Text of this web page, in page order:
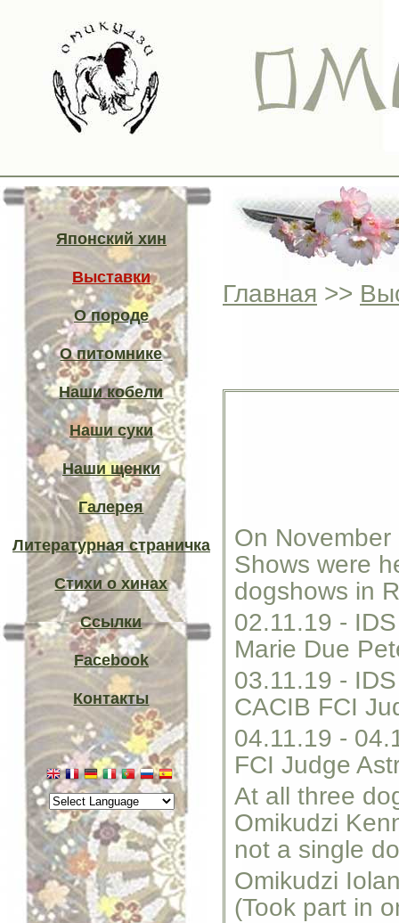
Японский хин
Выставки
О породе
О питомнике
Наши кобели
Наши суки
Наши щенки
Галерея
Литературная страничка
Стихи о хинах
Ссылки
Facebook
Контакты
Главная >>
On
Shows were
dogshows in
02.11.19 -
Marie Due
03.11.19 -
CACIB FCI
04.11.19 -
FCI Judge
At all three
Omikudzi
not a single
Omikudzi
(Took part in